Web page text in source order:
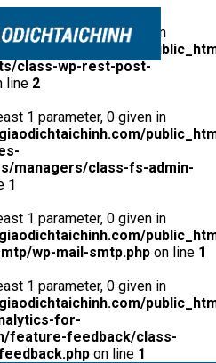
1 parameter, 0 given in
class-wp-rest-post-
line 2
1 parameter, 0 given in
managers/class-fs-admin-
1
1 parameter, 0 given in
wp-mail-smtp.php on line 1
1 parameter, 0 given in
for-
feature-feedback/class-
on line 1